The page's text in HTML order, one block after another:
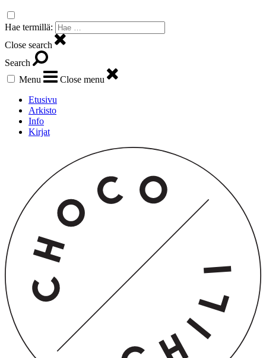
Hae termillä:
Close search
Search
Menu
Close menu
Etusivu
Arkisto
Info
Kirjat